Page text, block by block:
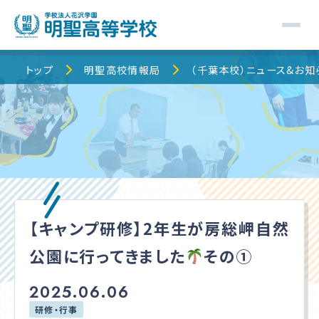
トップ
明聖高校について
明聖でのキャンパスライフ
校舎・コース紹介
明聖高校情報局
入学案内
トップ 明聖高校情報局 （千葉本校）ニュース&お知
【キャンプ研修】2年生が房総岬自然
公園に行ってきました
その①
2025.06.06
研修・行事